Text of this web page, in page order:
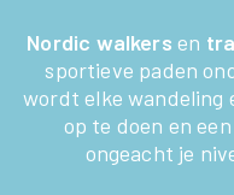
Nordic walkers en
sportieve paden
wordt elke wandeling
op te doen en
ongeacht je